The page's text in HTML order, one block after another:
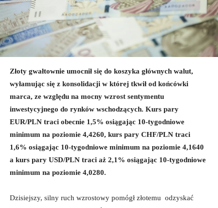
Złoty gwałtownie umocnił się do koszyka głównych walut,
wyłamując się z konsolidacji w której tkwił od końcówki
marca, ze względu na mocny wzrost sentymentu
inwestycyjnego do rynków wschodzących. Kurs pary
EUR/PLN traci obecnie 1,5% osiągając 10-tygodniowe
minimum na poziomie 4,4260, kurs pary CHF/PLN traci
1,6% osiągając 10-tygodniowe minimum na poziomie 4,1640
a kurs pary USD/PLN traci aż 2,1% osiągając 10-tygodniowe
minimum na poziomie 4,0280.
Dzisiejszy, silny ruch wzrostowy pomógł złotemu odzyskać